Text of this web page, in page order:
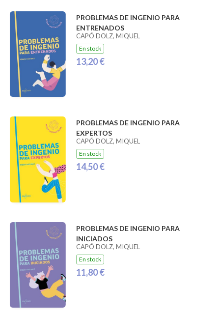
PROBLEMAS DE INGENIO PARA
ENTRENADOS
CAPÓ DOLZ, MIQUEL
En stock
13,20 €
PROBLEMAS DE INGENIO PARA
EXPERTOS
CAPÓ DOLZ, MIQUEL
En stock
14,50 €
PROBLEMAS DE INGENIO PARA
INICIADOS
CAPÓ DOLZ, MIQUEL
En stock
11,80 €